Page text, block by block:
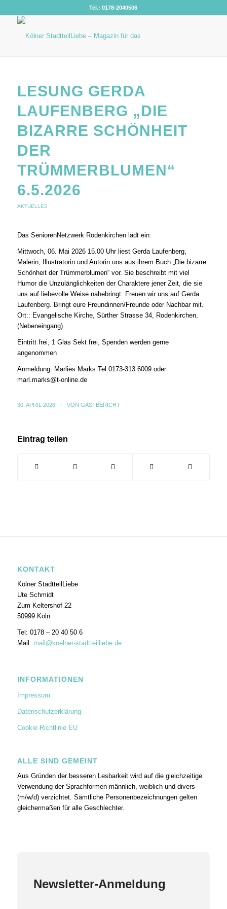
Tel.: 0178-2040506
LESUNG GERDA
LAUFENBERG „DIE
BIZARRE SCHÖNHEIT
DER
TRÜMMERBLUMEN“
6.5.2026
AKTUELLES
Das SeniorenNetzwerk Rodenkirchen lädt ein:
Mittwoch, 06. Mai 2026 15.00 Uhr liest Gerda Laufenberg,
Malerin, Illustratorin und Autorin uns aus ihrem Buch „Die bizarre
Schönheit der Trümmerblumen“ vor. Sie beschreibt mit viel
Humor die Unzulänglichkeiten der Charaktere jener Zeit, die sie
uns auf liebevolle Weise nahebringt. Freuen wir uns auf Gerda
Laufenberg. Bringt eure Freundinnen/Freunde oder Nachbar mit.
Ort:: Evangelische Kirche, Sürther Strasse 34, Rodenkirchen,
(Nebeneingang)
Eintritt frei, 1 Glas Sekt frei, Spenden werden gerne
angenommen
Anmeldung: Marlies Marks Tel.0173-313 6009 oder
marl.marks@t-online.de
30. APRIL 2026 / VON GASTBERICHT
Eintrag teilen
KONTAKT
Kölner StadtteilLiebe
Ute Schmidt
Zum Keltershof 22
50999 Köln
Tel: 0178 – 20 40 50 6
Mail: mail@koelner-stadtteilliebe.de
INFORMATIONEN
Impressum
Datenschutzerklärung
Cookie-Richtlinie EU
ALLE SIND GEMEINT
Aus Gründen der besseren Lesbarkeit wird auf die gleichzeitige
Verwendung der Sprachformen männlich, weiblich und divers
(m/w/d) verzichtet. Sämtliche Personenbezeichnungen gelten
gleichermaßen für alle Geschlechter.
Newsletter-Anmeldung